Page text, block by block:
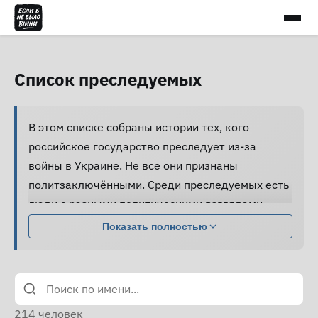
Список преследуемых
В этом списке собраны истории тех, кого
российское государство преследует из-за
войны в Украине. Не все они признаны
политзаключёнными. Среди преследуемых есть
люди с разными политическими взглядами,
совершившие разные поступки.
жестокому обращению и пыткам, принуждаются
к признанию вины и не получают нормальной
юридической помощи, а правозащитники не
Показать полностью
214 человек